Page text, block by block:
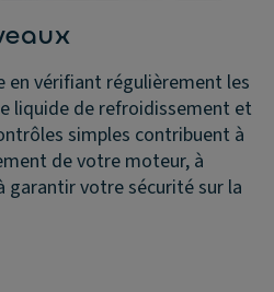
en vérifiant régulièrement les
liquide de refroidissement et
simples contribuent à
de votre moteur, à
garantir votre sécurité sur la